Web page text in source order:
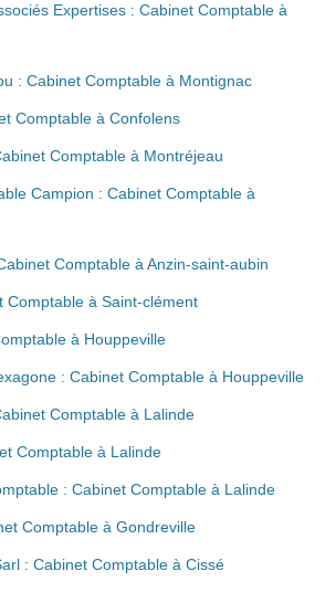
Expertises : Cabinet Comptable à
: Cabinet Comptable à Montignac
Comptable à Confolens
Comptable à Montréjeau
Campion : Cabinet Comptable à
Comptable à Anzin-saint-aubin
Comptable à Saint-clément
à Houppeville
: Cabinet Comptable à Houppeville
Comptable à Lalinde
Comptable à Lalinde
: Cabinet Comptable à Lalinde
Comptable à Gondreville
: Cabinet Comptable à Cissé